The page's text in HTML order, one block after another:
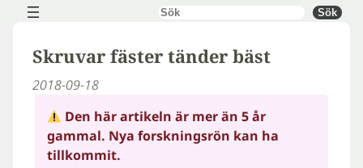
Sök Sök
Skruvar fäster tänder bäst
2018-09-18
Den här artikeln är mer än 5 år
gammal. Nya forskningsrön kan ha
tillkommit.